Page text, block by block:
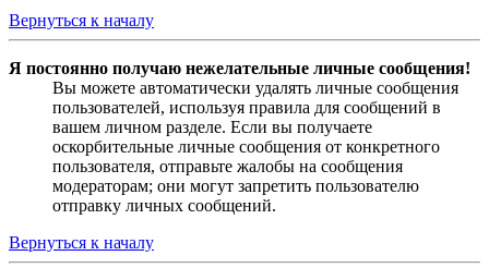
Вернуться к началу
Я постоянно получаю нежелательные личные сообщения!
Вы можете автоматически удалять личные сообщения
пользователей, используя правила для сообщений в
вашем личном разделе. Если вы получаете
оскорбительные личные сообщения от конкретного
пользователя, отправьте жалобы на сообщения
модераторам; они могут запретить пользователю
отправку личных сообщений.
Вернуться к началу